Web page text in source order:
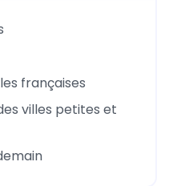
françaises
villes petites et